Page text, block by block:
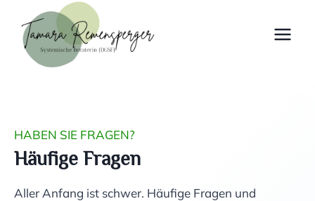
Inhalt
springen
HABEN SIE FRAGEN?
Häufige Fragen
Aller Anfang ist schwer. Häufige Fragen und